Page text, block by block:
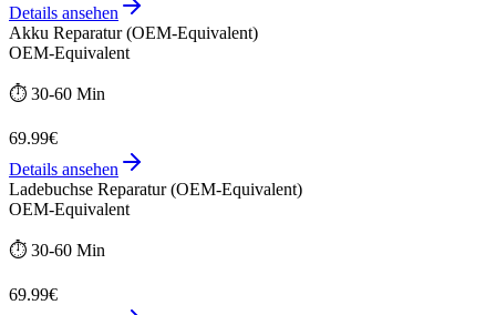
Details ansehen
Akku Reparatur (OEM-Equivalent)
OEM-Equivalent
⏱️ 30-60 Min
69.99€
Details ansehen
Ladebuchse Reparatur (OEM-Equivalent)
OEM-Equivalent
⏱️ 30-60 Min
69.99€